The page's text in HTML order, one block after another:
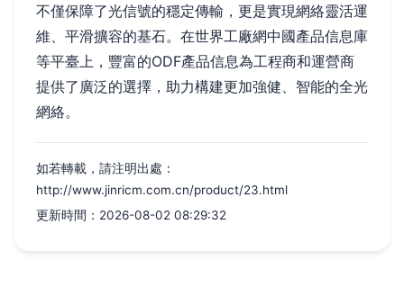
不僅保障了光信號的穩定傳輸，更是實現網絡靈活運
維、平滑擴容的基石。在世界工廠網中國產品信息庫
等平臺上，豐富的ODF產品信息為工程商和運營商
提供了廣泛的選擇，助力構建更加強健、智能的全光
網絡。
如若轉載，請注明出處：
http://www.jinricm.com.cn/product/23.html
更新時間：2026-08-02 08:29:32